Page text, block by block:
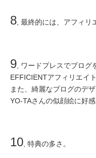
8, 最終的には、アフィリ
9 , ワードプレスでブログ
EFFICIENTアフィリエイ
また、綺麗なブログのデ
YO-TAさんの似顔絵に好感
10, 特典の多さ。